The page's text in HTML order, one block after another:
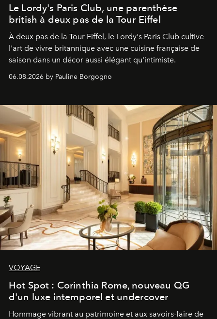
Le Lordy's Paris Club, une parenthèse
british à deux pas de la Tour Eiffel
À deux pas de la Tour Eiffel, le Lordy's Paris Club cultive
l'art de vivre britannique avec une cuisine française de
saison dans un décor aussi élégant qu'intimiste.
06.08.2026 by Pauline Borgogno
VOYAGE
Hot Spot : Corinthia Rome, nouveau QG
d'un luxe intemporel et undercover
Hommage vibrant au patrimoine et aux savoirs-faire de